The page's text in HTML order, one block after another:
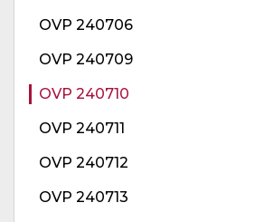
OVP 240706
OVP 240709
OVP 240710
OVP 240711
OVP 240712
OVP 240713